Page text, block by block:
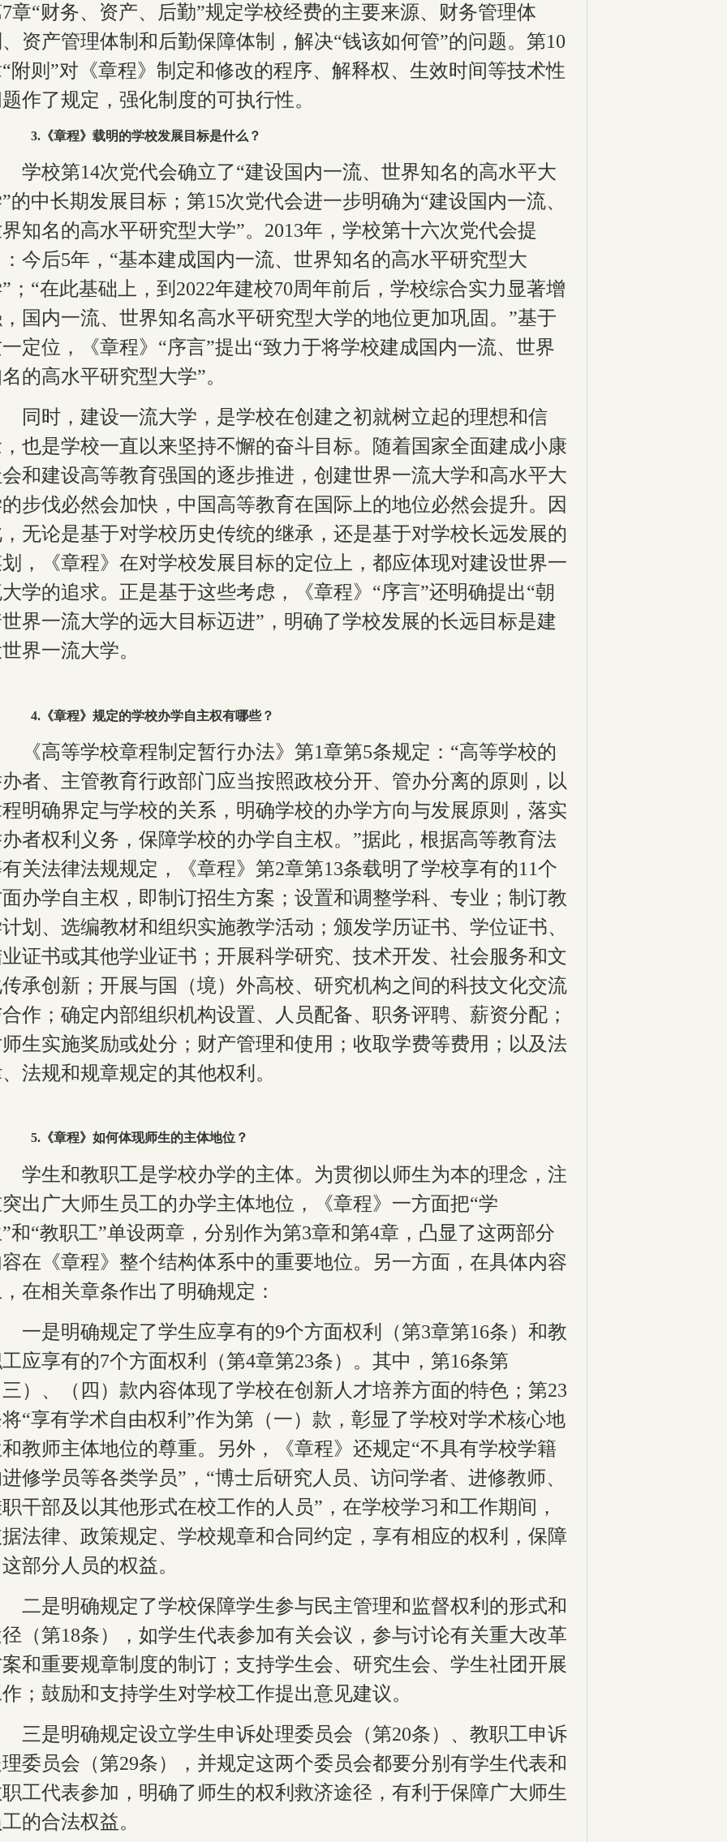
7章“财务、资产、后勤”规定学校经费的主要来源、财务管理体
资产管理体制和后勤保障体制，解决“钱该如何管”的问题。第10
附则”对《章程》制定和修改的程序、解释权、生效时间等技术性
作了规定，强化制度的可执行性。
3.《章程》载明的学校发展目标是什么？
学校第14次党代会确立了“建设国内一流、世界知名的高水平大
的中长期发展目标；第15次党代会进一步明确为“建设国内一流、
知名的高水平研究型大学”。 2013年，学校第十六次党代会提
今后5年，“基本建成国内一流、世界知名的高水平研究型大
；“在此基础上，到 2022年建校70周年前后，学校综合实力显著增
国内一流、世界知名高水平研究型大学的地位更加巩固。”基于
定位，《章程》“序言”提出“致力于将学校建成国内一流、世界
的高水平研究型大学”。
同时，建设一流大学，是学校在创建之初就树立起的理想和信
也是学校一直以来坚持不懈的奋斗目标。随着国家全面建成小康
和建设高等教育强国的逐步推进，创建世界一流大学和高水平大
步伐必然会加快，中国高等教育在国际上的地位必然会提升。因
无论是基于对学校历史传统的继承，还是基于对学校长远发展的
，《章程》在对学校发展目标的定位上，都应体现对建设世界一
学的追求。正是基于这些考虑，《章程》“序言”还明确提出“朝
界一流大学的远大目标迈进”，明确了学校发展的长远目标是建
界一流大学。
4.《章程》规定的学校办学自主权有哪些？
《高等学校章程制定暂行办法》第1章第5条规定：“高等学校的
者、主管教育行政部门应当按照政校分开、管办分离的原则，以
明确界定与学校的关系，明确学校的办学方向与发展原则，落实
者权利义务，保障学校的办学自主权。”据此， 根据高等教育法
关法律法规规定，
《章程》第2章第13条载明了学校享有的11个
办学自主权，即制订招生方案；设置和调整学科、专业；制订教
划、选编教材和组织实施教学活动；颁发学历证书、学位证书、
证书或其他学业证书；开展科学研究、技术开发、社会服务和文
承创新；开展与国（境）外高校、研究机构之间的科技文化交流
作；确定内部组织机构设置、人员配备、职务评聘、薪资分配；
生实施奖励或处分；财产管理和使用；收取学费等费用；以及法
法规和规章规定的其他权利。
5.《章程》如何体现师生的主体地位？
学生和教职工是学校办学的主体。为贯彻以师生为本的理念，注
出广大师生员工的办学主体地位，《章程》一方面把“学
和“教职工”单设两章，分别作为第3章和第4章，凸显了这两部分
在《章程》整个结构体系中的重要地位。另一方面，在具体内容
在相关章条作出了明确规定：
一是明确规定了学生应享有的9个方面权利（第3章第16条）和教
应享有的7个方面权利（第4章第23条）。其中，第16条第
）、（四）款内容体现了学校在创新人才培养方面的特色；第23
“享有学术自由权利”作为第（一）款，彰显了学校对学术核心地
教师主体地位的尊重。另外，《章程》还规定“不具有学校学籍
修学员等各类学员”，“博士后研究人员、访问学者、进修教师、
干部及以其他形式在校工作的人员”，在学校学习和工作期间，
法律、政策规定、学校规章和合同约定，享有相应的权利，保障
部分人员的权益。
二是明确规定了学校保障学生参与民主管理和监督权利的形式和
（第18条），如学生代表参加有关会议，参与讨论有关重大改革
和重要规章制度的制订；支持学生会、研究生会、学生社团开展
；鼓励和支持学生对学校工作提出意见建议。
三是明确规定设立学生申诉处理委员会（第20条）、教职工申诉
委员会（第29条），并规定这两个委员会都要分别有学生代表和
工代表参加，明确了师生的权利救济途径，有利于保障广大师生
的合法权益。